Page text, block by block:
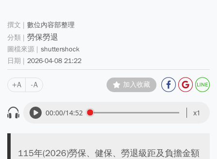
數位內容部整理
勞保勞退
shuttershock
2026-04-08 21:22
+A -A 加入收藏
00:00/14:52 x1
115年(2026)勞保、健保、勞退級距及負擔金額